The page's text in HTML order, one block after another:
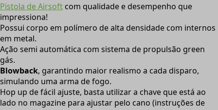
Pistola de Airsoft com qualidade e desempenho que
impressiona!
Possui corpo em polímero de alta densidade com internos
em metal.
Ação semi automática com sistema de propulsão green
gás.
Blowback, garantindo maior realismo a cada disparo,
simulando uma arma de fogo.
Hop up de fácil ajuste, basta utilizar a chave que está ao
lado no magazine para ajustar pelo cano (instruções de